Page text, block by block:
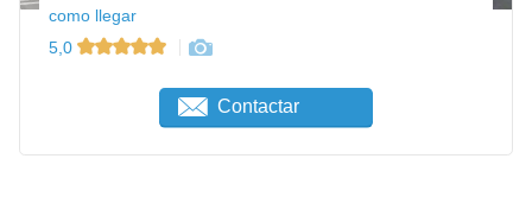
como llegar
5,0
Contactar